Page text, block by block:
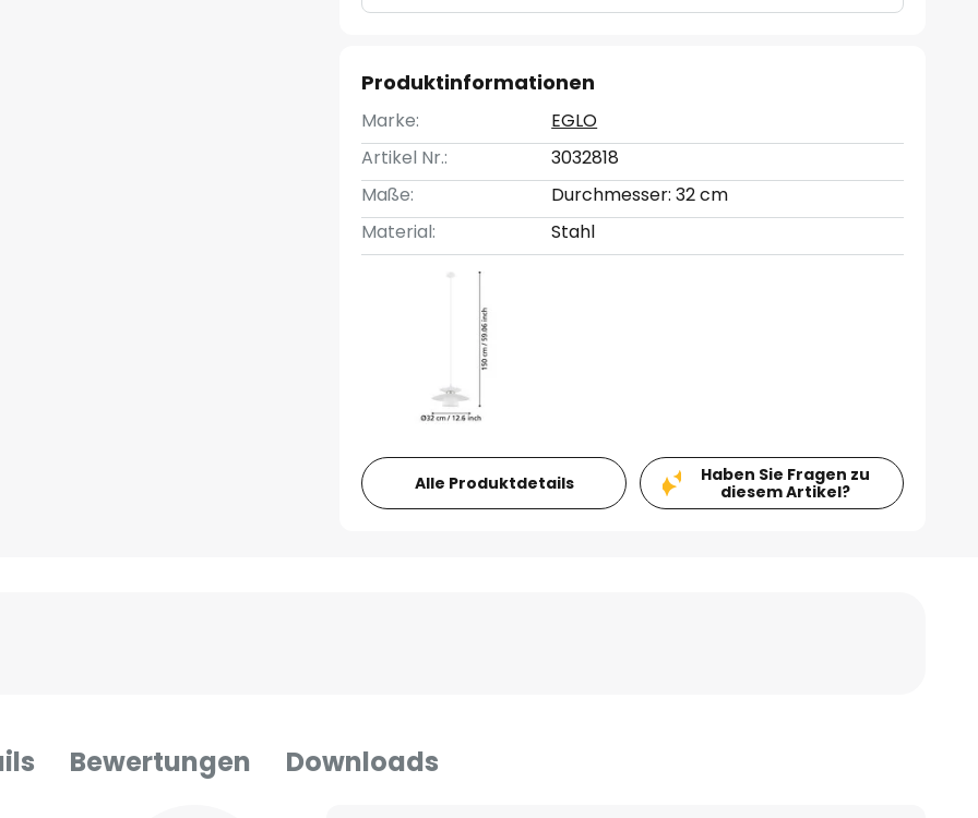
Produktinformationen
Marke:
EGLO
Artikel Nr.:
3032818
Maße:
Durchmesser: 32 cm
Material:
Stahl
Alle Produktdetails
Haben Sie Fragen zu
diesem Artikel?
Bewertungen Downloads